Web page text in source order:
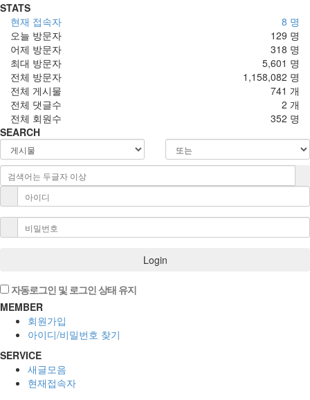
STATS
8 명
현재 접속자
129 명
오늘 방문자
318 명
어제 방문자
5,601 명
최대 방문자
1,158,082 명
전체 방문자
741 개
전체 게시물
2 개
전체 댓글수
352 명
전체 회원수
SEARCH
Login
자동로그인 및 로그인 상태 유지
MEMBER
회원가입
아이디/비밀번호 찾기
SERVICE
새글모음
현재접속자